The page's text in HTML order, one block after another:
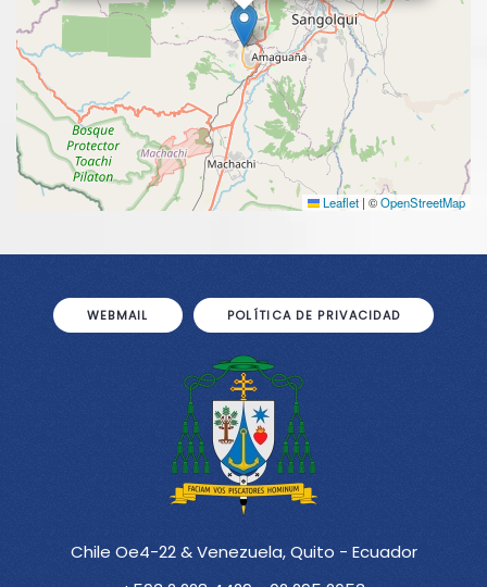
Leaflet | ©OpenStreetMap
WEBMAIL POLÍTICA DE PRIVACIDAD
Chile Oe4-22 & Venezuela, Quito - Ecuador